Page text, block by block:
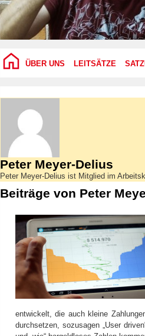
ÜBER UNS LEITSÄTZE
Peter Meyer-Delius
Peter Meyer-Delius ist Mitglied im
Beiträge von Peter
entwickelt, die auch kleine
durchsetzen, sozusagen „User